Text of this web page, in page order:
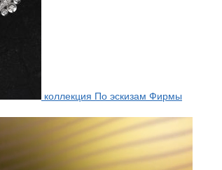
коллекция По эскизам Фирмы